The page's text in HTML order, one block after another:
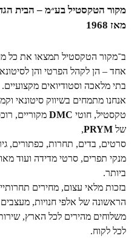
מקור הטקסטיל בע״מ – הבית
מאז 1968
ב־מקור הטקסטיל תמצאו את כל
אחד – הן לקהל הפרטי והן
בתי מלאכה וסטודיואים מקצועיים.
אנחנו מתמחים בשיווק סיטונאי
טקסטיל, חוטי DMC מקוריים,
של PRYM
,
סרטים, בדים, תחרות, כפתורים,
מנקי תפרים, סרטי מדידה ועוד
ביותר.
בזכות מלאי עצום, מחירים
הראשונה של אלפי חנויות,
משלוחים מהירים לכל הארץ, שירות
לכל לקוח.